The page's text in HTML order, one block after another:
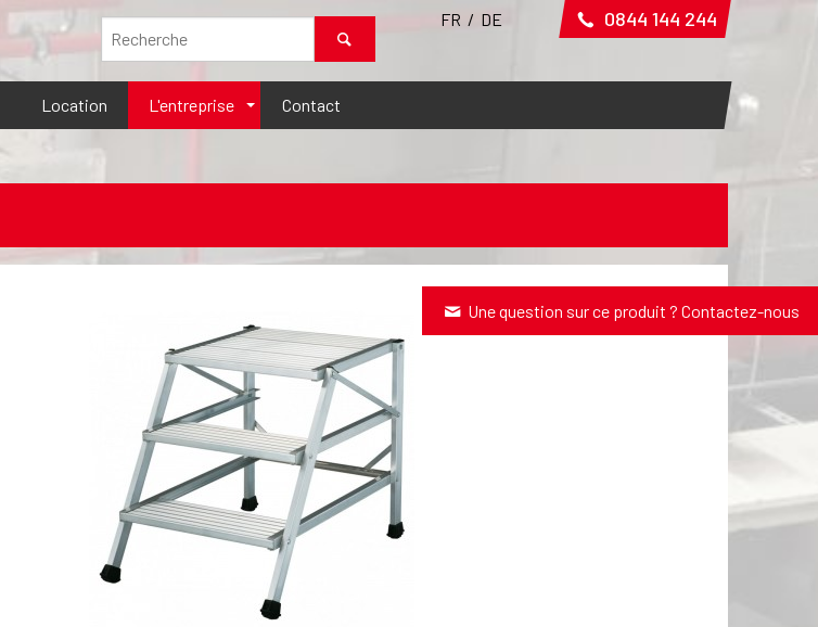
FR / DE 0844 144 244
Location L'entreprise Contact
Une question sur ce produit ? Contactez-nous